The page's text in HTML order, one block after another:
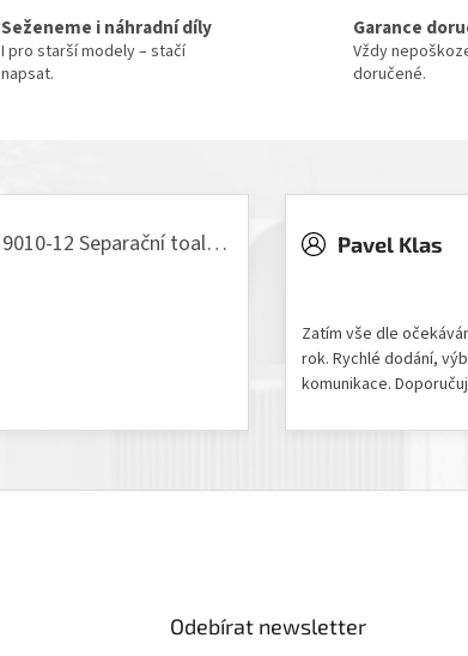
Seženeme i náhradní díly
I pro starší modely – stačí
napsat.
Garance
Vždy
doručené.
VILLA 9010-12 Separační toaleta, 230/12V Pavel Klas
Zatím vše dle
rok. Rychlé dodání,
komunikace.
Odebírat newsletter